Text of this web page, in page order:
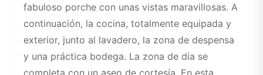
fabuloso porche con unas vistas maravillosas. A
continuación, la cocina, totalmente equipada y
exterior, junto al lavadero, la zona de despensa
y una práctica bodega. La zona de día se
completa con un aseo de cortesía. En esta